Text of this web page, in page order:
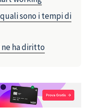
sono i tempi di
ne ha diritto